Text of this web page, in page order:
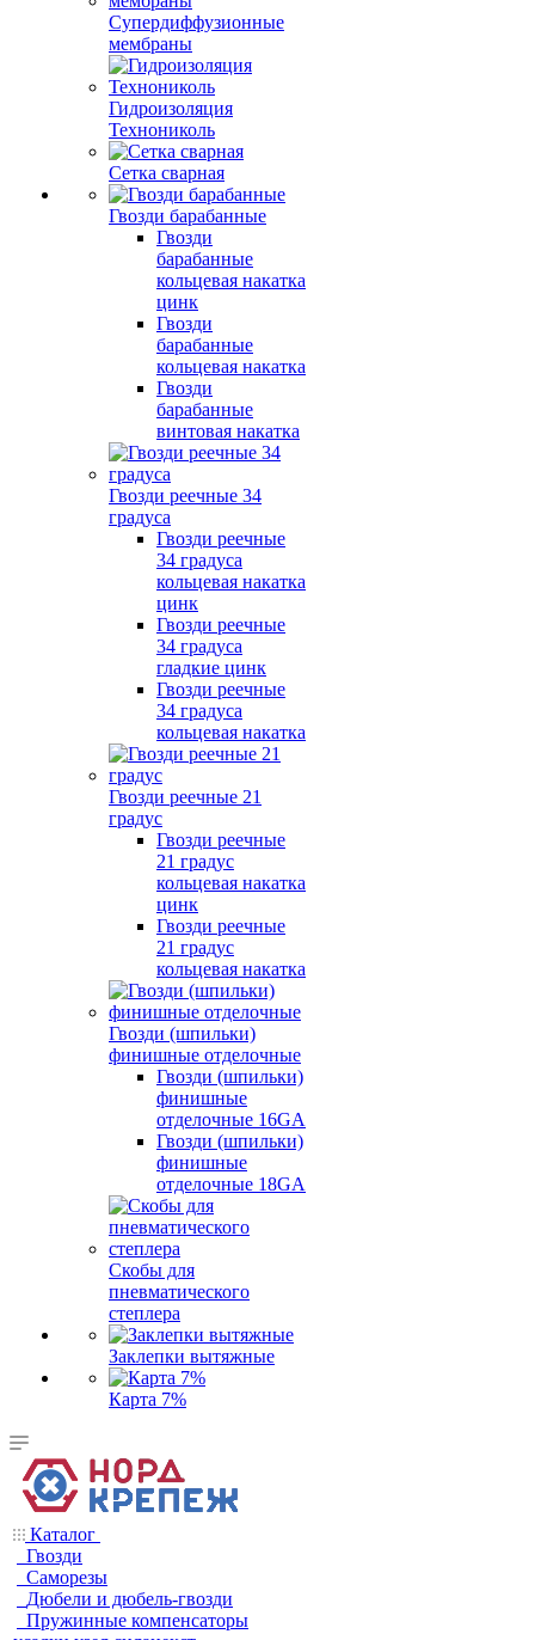
Супердиффузионные
мембраны
Гидроизоляция
Технониколь
Сетка сварная
Гвозди барабанные
Гвозди
барабанные
кольцевая накатка
цинк
Гвозди
барабанные
кольцевая накатка
Гвозди
барабанные
винтовая накатка
Гвозди реечные 34
градуса
Гвозди реечные
34 градуса
кольцевая накатка
цинк
Гвозди реечные
34 градуса
гладкие цинк
Гвозди реечные
34 градуса
кольцевая накатка
Гвозди реечные 21
градус
Гвозди реечные
21 градус
кольцевая накатка
цинк
Гвозди реечные
21 градус
кольцевая накатка
Гвозди (шпильки)
финишные отделочные
Гвозди (шпильки)
финишные
отделочные 16GA
Гвозди (шпильки)
финишные
отделочные 18GA
Скобы для
пневматического
степлера
Заклепки вытяжные
Карта 7%
Каталог
Гвозди
Саморезы
Дюбели и дюбель-гвозди
Пружинные компенсаторы